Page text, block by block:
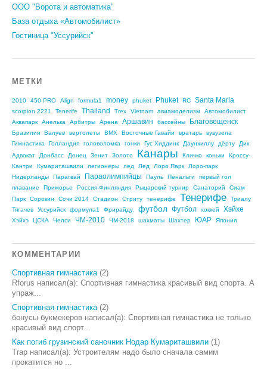
ООО "Ворота и автоматика"
База отдыха «Автомобилист»
Гостиница "Уссурийск"
МЕТКИ
2010 450 PRO Align formula1 money phuket Phuket RC Santa Maria
scorpion 2221 Tenerife Thailand Trex Vietnam авиамоделизм
Автомобилист
Аквапарк
Анелька Арбитры Арена Аршавин бассейны Благовещенск
Бразилия Валуев вертолеты ВМХ Восточные Гавайи вратарь
вувузела
Гимнастика
Голландия головоломка гонки Гус Хиддинк Даунхиллу дёрту
Дик
Адвокат
Донбасс Донец Зенит Золото Канары Кличко коньки
Кроссу-
Кантри
Кумариташвили легионеры лед Лед Лоро Парк
Лоро-парк
Нидерланды
Парагвай Параолимпийцы Пауль Пенальти
первый гол
плавание
Приморье Россия-Финляндия Рыцарский турнир Санаторий
Сиам
Парк
Сорокин Сочи 2014 Стадион Стриту тенерифе Тенерифе
Триалу
Тягачев
Уссурийск формула1 Фрирайду. футбол Футбол хоккей Хэйхе
Хэйхэ ЦСКА Челси ЧМ-2010 ЧМ-2018 шахматы Шахтер ЮАР Япония
КОММЕНТАРИИ
Спортивная гимнастика(2)
Rforus написал(а): Спортивная гимнастика красивый вид спорта. А
упраж...
Спортивная гимнастика(2)
бонусы букмекеров написал(а): Спортивная гимнастика не только
красивый вид спорт...
Как погиб грузинский саночник Нодар Кумариташвили (1)
Trap написал(а): Устроителям надо было сначала самим
прокатится но ...